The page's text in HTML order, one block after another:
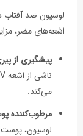
اشعه‌های مضر،
پیشگیری از
می‌کند.
مرطوب‌کننده
لوسیون،